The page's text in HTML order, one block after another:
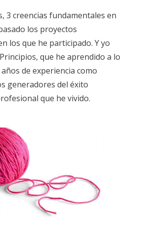
3 creencias fundamentales en
los proyectos
los que he participado. Y yo
que he aprendido a lo
de experiencia como
generadores del éxito
que he vivido.